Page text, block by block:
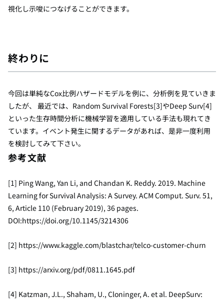
視化し示唆につなげることができます。
終わりに
今回は単純なCox比例ハザードモデルを例に、分析例を見ていきま
したが、 最近では、Random Survival Forests[3]やDeep Surv[4]
といった生存時間分析に機械学習を適用している手法も現れてき
ています。イベント発生に関するデータがあれば、是非一度利用
を検討してみて下さい。
参考文献
[1] Ping Wang, Yan Li, and Chandan K. Reddy. 2019. Machine
Learning for Survival Analysis: A Survey. ACM Comput. Surv. 51,
6, Article 110 (February 2019), 36 pages.
DOI:https://doi.org/10.1145/3214306
[2] https://www.kaggle.com/blastchar/telco-customer-churn
[3] https://arxiv.org/pdf/0811.1645.pdf
[4] Katzman, J.L., Shaham, U., Cloninger, A. et al. DeepSurv: